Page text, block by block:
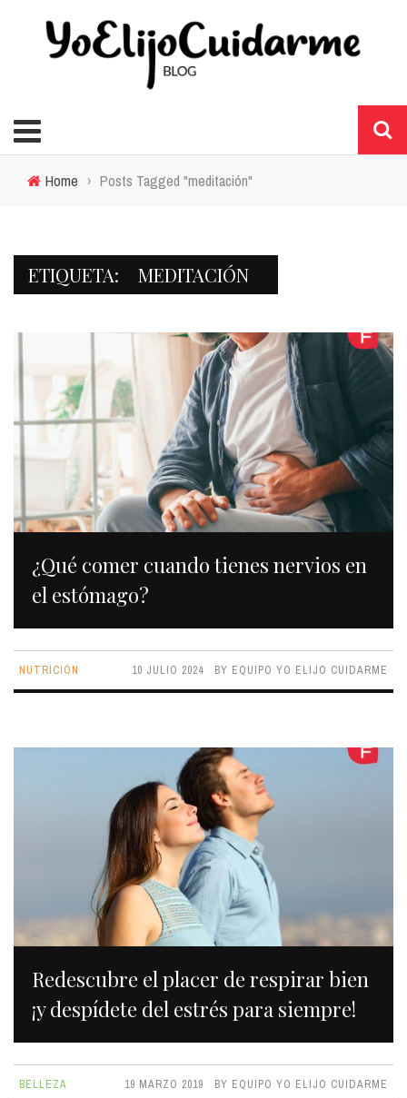
Home › Posts Tagged "meditación"
ETIQUETA: MEDITACIÓN
¿Qué comer cuando tienes nervios en
el estómago?
NUTRICIÓN 10 JULIO 2024 BY EQUIPO YO ELIJO CUIDARME
Redescubre el placer de respirar bien
¡y despídete del estrés para siempre!
BELLEZA 19 MARZO 2019 BY EQUIPO YO ELIJO CUIDARME